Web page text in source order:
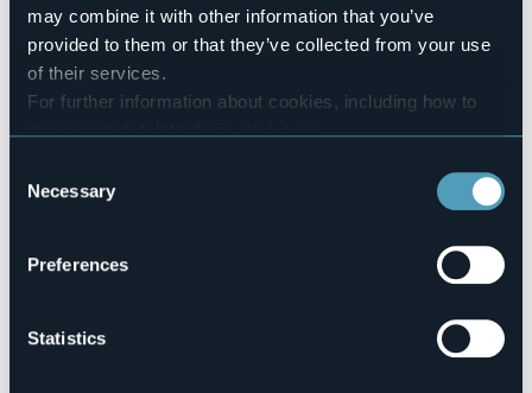
may combine it with other information that you’ve
provided to them or that they’ve collected from your use
of their services.
For further information about cookies, including how to
Selection
Necessary
Preferences
StatisticsOpen the map